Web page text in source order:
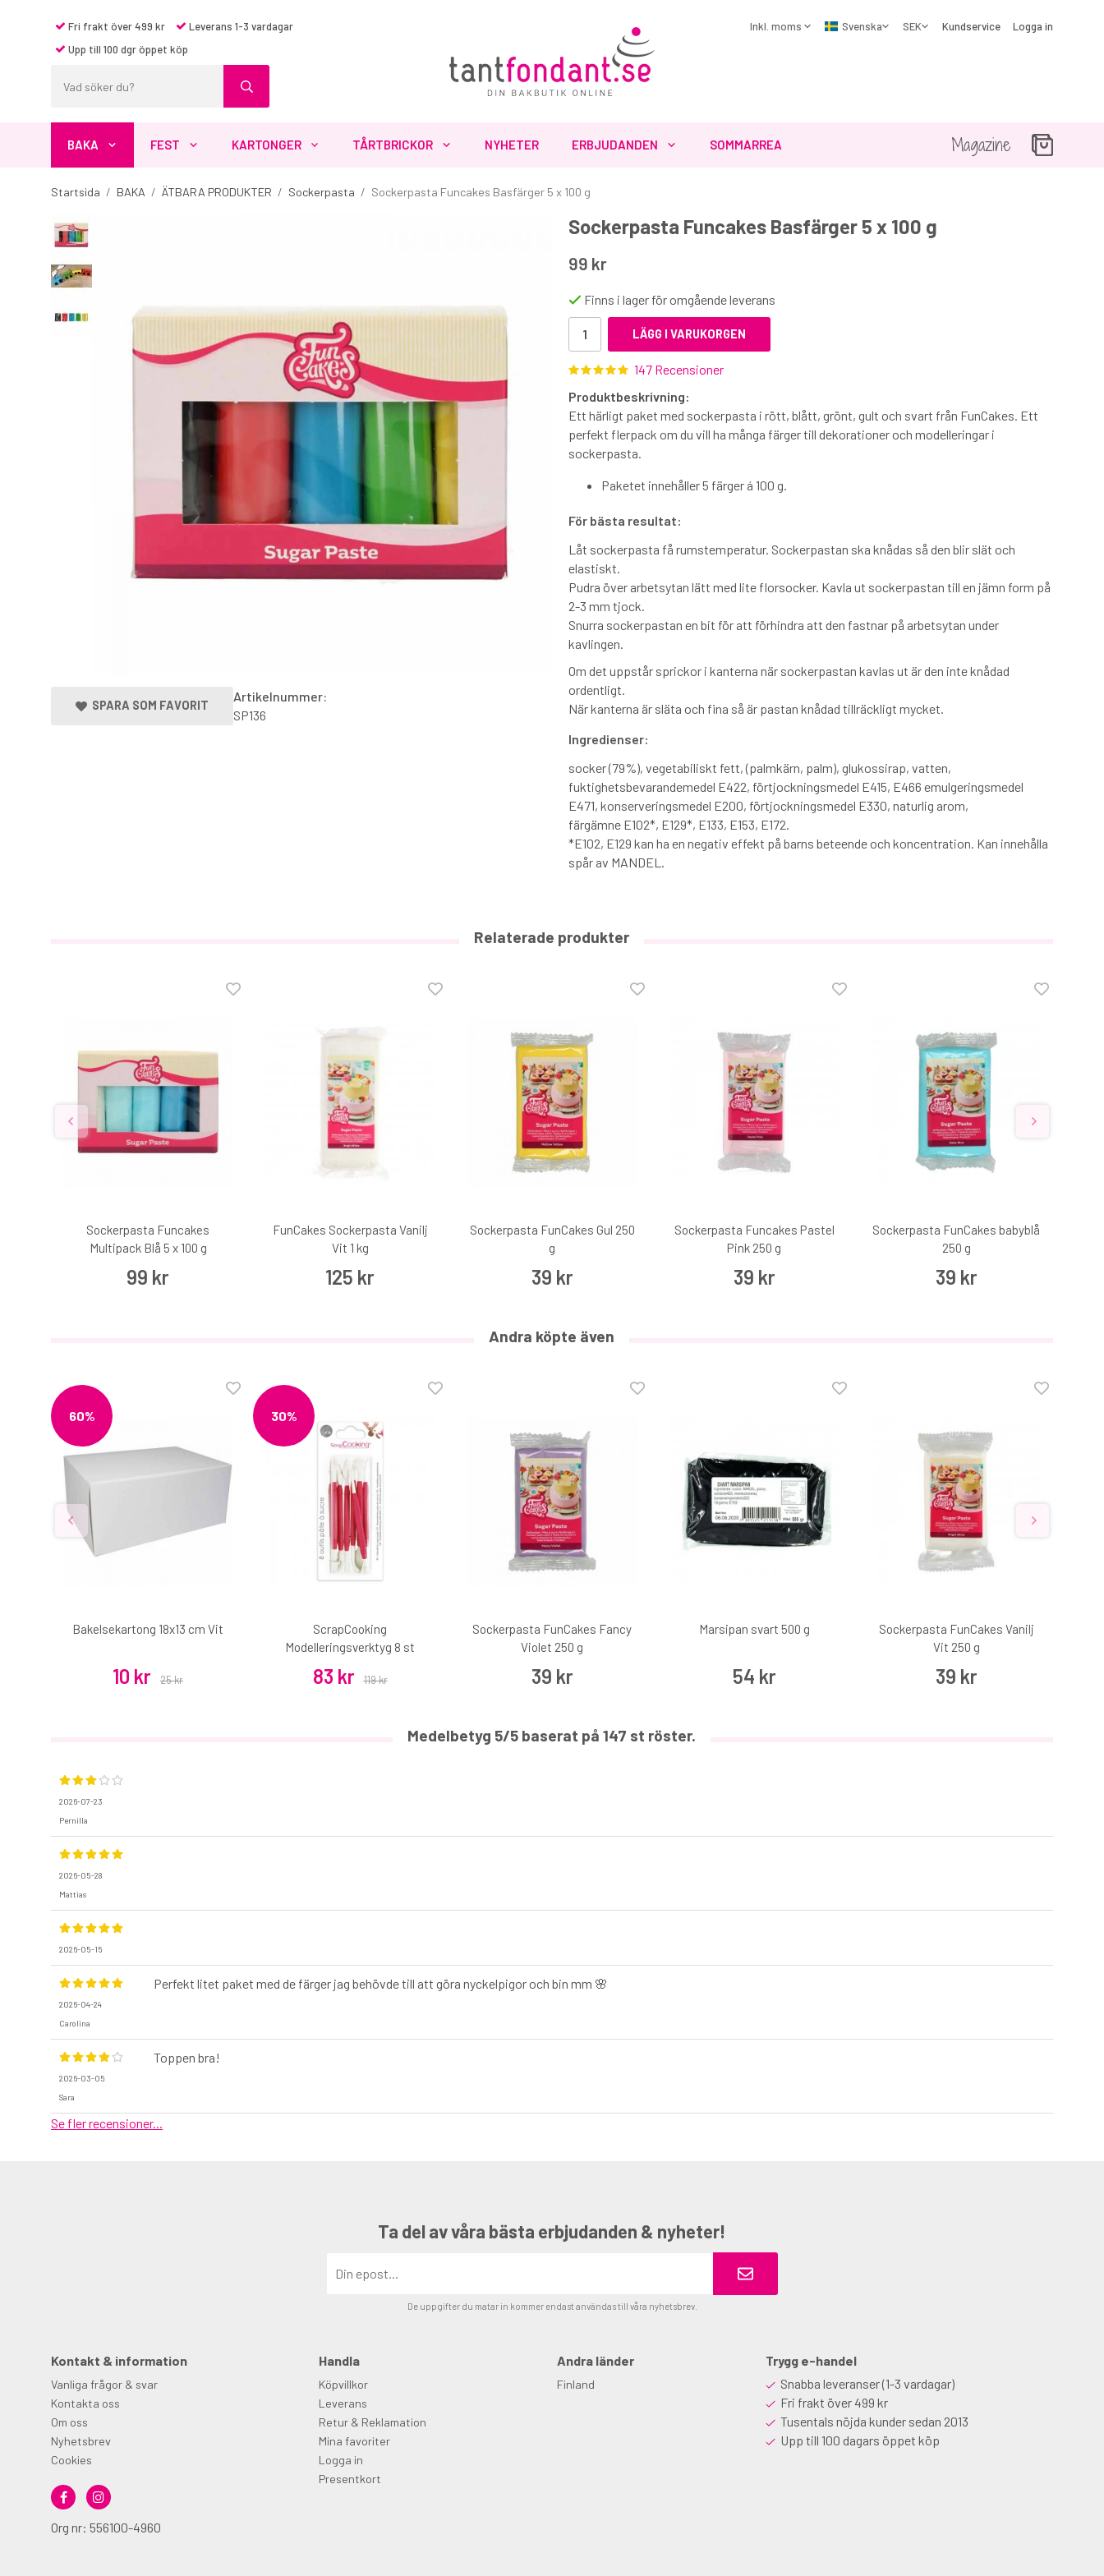
Fri frakt över 499 kr
Leverans 1-3 vardagar
Upp till 100 dgr öppet köp
Kundservice Logga in
BAKA FEST KARTONGER TÅRTBRICKOR NYHETER ERBJUDANDEN SOMMARREA Magazine
Startsida / BAKA / ÄTBARA PRODUKTER / Sockerpasta / Sockerpasta Funcakes Basfärger 5 x 100 g
Fler produkter du inte vill missa
Funcakes Ätbart lim 22 g
29 kr
Sockerpasta Funcakes Basfärger 5 x 100 g
99 kr
Finns i lager för omgående leverans
LÄGG I VARUKORGEN
147 Recensioner
Produktbeskrivning:
Ett härligt paket med sockerpasta i rött, blått, grönt, gult och svart från FunCakes. Ett
perfekt flerpack om du vill ha många färger till dekorationer och modelleringar i
sockerpasta.
Paketet innehåller 5 färger á 100 g.
För bästa resultat:
Låt sockerpasta få rumstemperatur. Sockerpastan ska knådas så den blir slät och
elastiskt.
Pudra över arbetsytan lätt med lite florsocker. Kavla ut sockerpastan till en jämn form på
2-3 mm tjock.
Snurra sockerpastan en bit för att förhindra att den fastnar på arbetsytan under
kavlingen.
Om det uppstår sprickor i kanterna när sockerpastan kavlas ut är den inte knådad
ordentligt.
När kanterna är släta och fina så är pastan knådad tillräckligt mycket.
Ingredienser:
socker (79%), vegetabiliskt fett, (palmkärn, palm), glukossirap, vatten,
fuktighetsbevarandemedel E422, förtjockningsmedel E415, E466 emulgeringsmedel
E471, konserveringsmedel E200, förtjockningsmedel E330, naturlig arom,
färgämne E102*, E129*, E133, E153, E172.
*E102, E129 kan ha en negativ effekt på barns beteende och koncentration. Kan innehålla
spår av MANDEL.
SPARA SOM FAVORIT
Artikelnummer:
SP136
Relaterade produkter
Sockerpasta Funcakes
Multipack Blå 5 x 100 g
99 kr
FunCakes Sockerpasta Vanilj
Vit 1 kg
125 kr
Sockerpasta FunCakes Gul 250
g
39 kr
Sockerpasta Funcakes Pastel
Pink 250 g
39 kr
Sockerpasta FunCakes babyblå
250 g
39 kr
Andra köpte även
60%
Bakelsekartong 18x13 cm Vit
10 kr 25 kr
30%
ScrapCooking
Modelleringsverktyg 8 st
83 kr 119 kr
Sockerpasta FunCakes Fancy
Violet 250 g
39 kr
Marsipan svart 500 g
54 kr
Sockerpasta FunCakes Vanilj
Vit 250 g
39 kr
Medelbetyg 5/5 baserat på 147 st röster.
2026-07-23
Pernilla
2026-05-28
Mattias
2026-05-15
2026-04-24
Carolina
Perfekt litet paket med de färger jag behövde till att göra nyckelpigor och bin mm 🌸
2026-03-05
Sara
Toppen bra!
Se fler recensioner...
Ta del av våra bästa erbjudanden & nyheter!
De uppgifter du matar in kommer endast användas till våra nyhetsbrev.
Kontakt & information
Vanliga frågor & svar
Kontakta oss
Om oss
Nyhetsbrev
Cookies
Org nr: 556100-4960
Handla
Köpvillkor
Leverans
Retur & Reklamation
Mina favoriter
Logga in
Presentkort
Andra länder
Finland
Trygg e-handel
Snabba leveranser (1-3 vardagar)
Fri frakt över 499 kr
Tusentals nöjda kunder sedan 2013
Upp till 100 dagars öppet köp